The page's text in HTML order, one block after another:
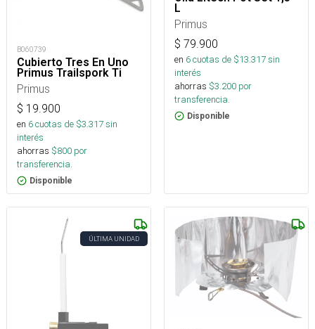
B060739
Cubierto Tres En Uno
Primus Trailspork Ti
Primus
$ 19.900
en 6cuotas de $3.317sin
interés
ahorras $800 por
transferencia.
Disponible
L
Primus
$ 79.900
en 6cuotas de $13.317sin
interés
ahorras $3.200 por
transferencia.
Disponible
ÚLTIMA UNIDAD